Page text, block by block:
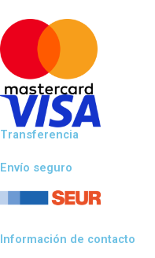
Transferencia
Envío seguro
Información de contacto